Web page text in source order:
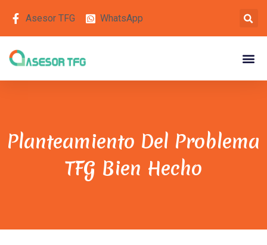
Asesor TFG WhatsApp
Planteamiento Del Problema
TFG Bien Hecho